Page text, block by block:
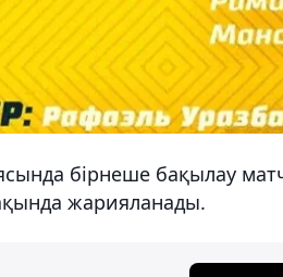
бірнеше бақылау
жарияланады.